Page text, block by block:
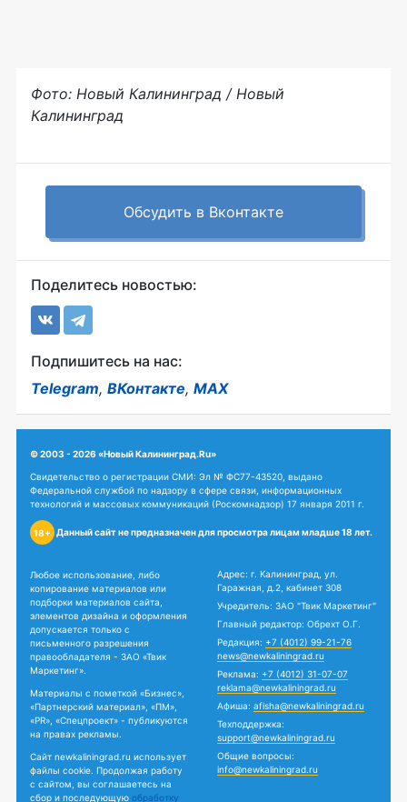
Фото: Новый Калининград / Новый
Калининград
Обсудить в Вконтакте
Поделитесь новостью:
Подпишитесь на нас:
Telegram, ВКонтакте, MAX
© 2003 - 2026 «Новый Калининград.Ru»
Свидетельство о регистрации СМИ: Эл № ФС77-43520, выдано
Федеральной службой по надзору в сфере связи, информационных
технологий и массовых коммуникаций (Роскомнадзор) 17 января 2011 г.
18+ Данный сайт не предназначен для просмотра лицам младше 18 лет.
Любое использование, либо
копирование материалов или
подборки материалов сайта,
элементов дизайна и оформления
допускается только с
письменного разрешения
правообладателя - ЗАО «Твик
Маркетинг».
Материалы с пометкой «Бизнес»,
«Партнерский материал», «ПМ»,
«PR», «Спецпроект» - публикуются
на правах рекламы.
Сайт newkaliningrad.ru использует
файлы cookie. Продолжая работу
с сайтом, вы соглашаетесь на
сбор и последующую обработку
Адрес: г. Калининград, ул.
Гаражная, д.2, кабинет 308
Учредитель: ЗАО "Твик Маркетинг"
Главный редактор: Обрехт О.Г.
Редакция: +7 (4012) 99-21-76
news@newkaliningrad.ru
Реклама: +7 (4012) 31-07-07
reklama@newkaliningrad.ru
Афиша: afisha@newkaliningrad.ru
Техподдержка:
support@newkaliningrad.ru
Общие вопросы:
info@newkaliningrad.ru